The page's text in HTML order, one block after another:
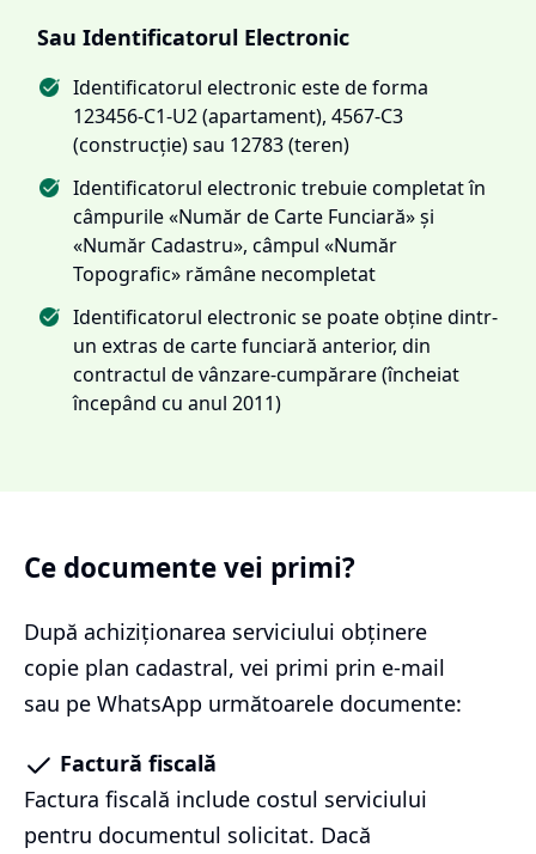
Sau Identificatorul Electronic
Identificatorul electronic este de forma
123456-C1-U2 (apartament), 4567-C3
(construcție) sau 12783 (teren)
Identificatorul electronic trebuie completat în
câmpurile «Număr de Carte Funciară» și
«Număr Cadastru», câmpul «Număr
Topografic» rămâne necompletat
Identificatorul electronic se poate obține dintr-
un extras de carte funciară anterior, din
contractul de vânzare-cumpărare (încheiat
începând cu anul 2011)
Ce documente vei primi?
După achiziționarea serviciului obținere
copie plan cadastral, vei primi prin e-mail
sau pe WhatsApp următoarele documente:
Factură fiscală
Factura fiscală include costul serviciului
pentru documentul solicitat. Dacă